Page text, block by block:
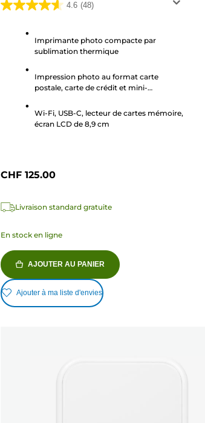
4.6 (48)
4.6
étoiles.
Imprimante photo compacte par
sublimation thermique
Impression photo au format carte
postale, carte de crédit et mini-
Wi-Fi, USB-C, lecteur de cartes mémoire,
écran LCD de 8,9 cm
CHF 125.00
Livraison standard gratuite
En stock en ligne
AJOUTER AU PANIER
Ajouter à ma liste d'envies